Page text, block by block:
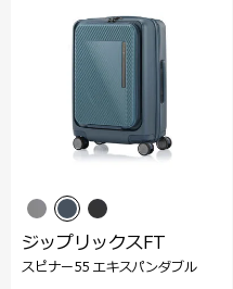
ジップリックスFT
スピナー55 エキスパンダブル